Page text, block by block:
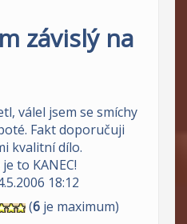
závislý na
válel jsem se smíchy
Fakt doporučuji
kvalitní dílo.
to KANEC!
18:12
(6 je maximum)